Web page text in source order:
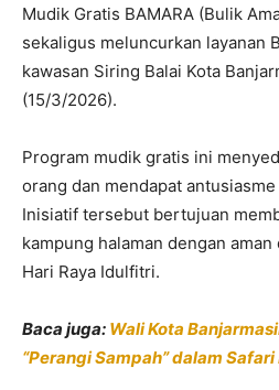
Mudik Gratis BAMARA (Bulik
sekaligus meluncurkan layanan
kawasan Siring Balai Kota
(15/3/2026).
Program mudik gratis ini
orang dan mendapat
Inisiatif tersebut bertujuan
kampung halaman dengan
Hari Raya Idulfitri.
Baca juga: Wali Kota
“Perangi Sampah” dalam